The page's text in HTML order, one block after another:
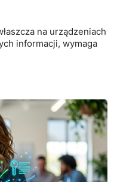
na urządzeniach
informacji, wymaga